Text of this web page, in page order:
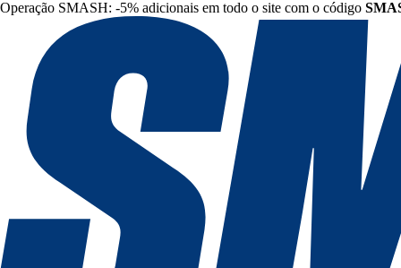
Operação SMASH: -5% adicionais em todo o site com o código